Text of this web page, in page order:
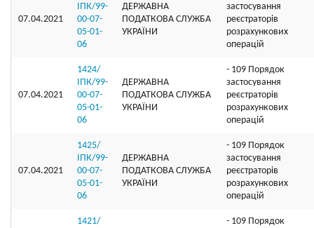
07.04.2021
ІПК/99-
00-07-
05-01-
06
ДЕРЖАВНА
ПОДАТКОВА СЛУЖБА
УКРАЇНИ
застосування
реєстраторів
розрахункових
операцій
07.04.2021
1424/
ІПК/99-
00-07-
05-01-
06
ДЕРЖАВНА
ПОДАТКОВА СЛУЖБА
УКРАЇНИ
- 109 Порядок
застосування
реєстраторів
розрахункових
операцій
07.04.2021
1425/
ІПК/99-
00-07-
05-01-
06
ДЕРЖАВНА
ПОДАТКОВА СЛУЖБА
УКРАЇНИ
- 109 Порядок
застосування
реєстраторів
розрахункових
операцій
1421/
- 109 Порядок